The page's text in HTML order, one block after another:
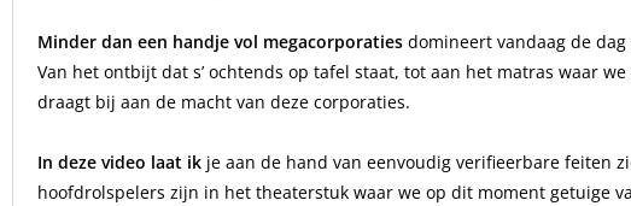
Minder dan een handje vol megacorporaties domineert vandaag de
Van het ontbijt dat s’ ochtends op tafel staat, tot aan het matras waar
draagt bij aan de macht van deze corporaties.
In deze video laat ik je aan de hand van eenvoudig verifieerbare feiten
hoofdrolspelers zijn in het theaterstuk waar we op dit moment getuige